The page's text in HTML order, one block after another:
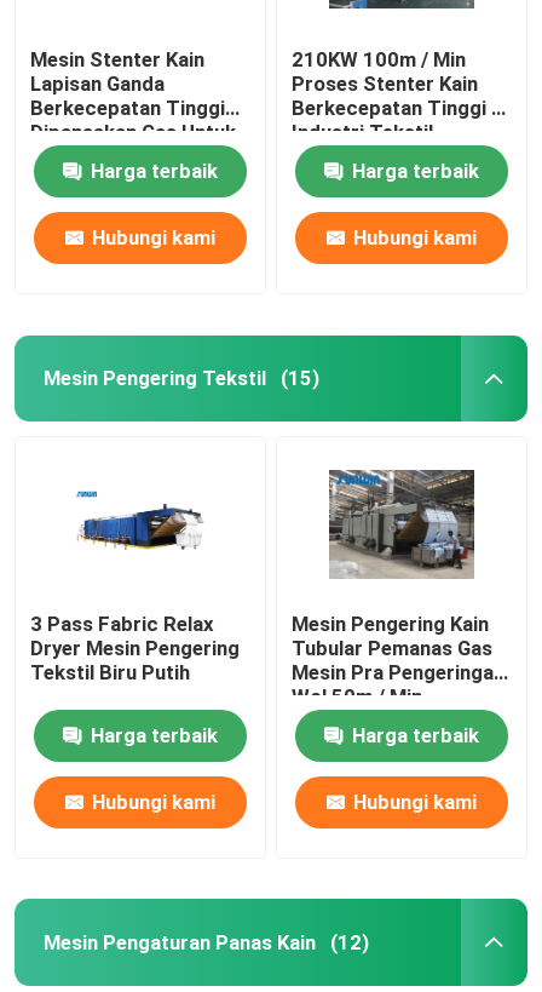
Mesin Stenter Kain
Lapisan Ganda
Berkecepatan Tinggi
Dipanaskan Gas Untuk
Kain Rajut
Harga terbaik
Hubungi kami
210KW 100m / Min
Proses Stenter Kain
Berkecepatan Tinggi Di
Industri Tekstil
2800mm
Harga terbaik
Hubungi kami
Mesin Pengering Tekstil (15)
3 Pass Fabric Relax
Dryer Mesin Pengering
Tekstil Biru Putih
Harga terbaik
Hubungi kami
Mesin Pengering Kain
Tubular Pemanas Gas
Mesin Pra Pengeringan
Wol 50m / Min
Harga terbaik
Hubungi kami
Mesin Pengaturan Panas Kain (12)